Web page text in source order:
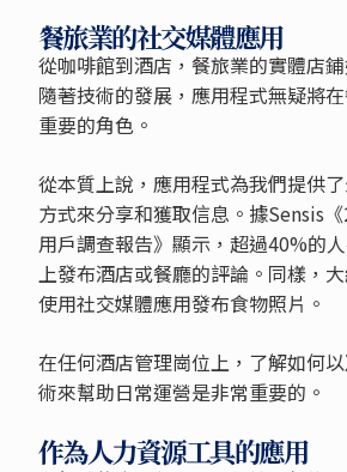
餐旅業的社交媒體應用
從咖啡館到酒店，餐旅業的實體店
隨著技術的發展，應用程式無疑將
重要的角色。
從本質上說，應用程式為我們提供
方式來分享和獲取信息。據Sensis
用戶調查報告》顯示，超過40%的
上發布酒店或餐廳的評論。同樣，
使用社交媒體應用發布食物照片。
在任何酒店管理崗位上，了解如何
術來幫助日常運營是非常重要的。
作為人力資源工具的應用